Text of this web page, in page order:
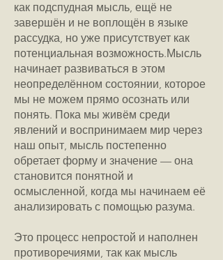
как подспудная мысль, ещё не
завершён и не воплощён в языке
рассудка, но уже присутствует как
потенциальная возможность.Мысль
начинает развиваться в этом
неопределённом состоянии, которое
мы не можем прямо осознать или
понять. Пока мы живём среди
явлений и воспринимаем мир через
наш опыт, мысль постепенно
обретает форму и значение — она
становится понятной и
осмысленной, когда мы начинаем её
анализировать с помощью разума.
Это процесс непростой и наполнен
противоречиями, так как мысль